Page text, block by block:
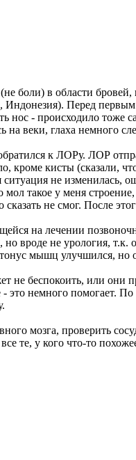
боли) в области бровей,
Перед
нос - происходило
веки, глаха немного
к ЛОРу. ЛОР
кроме кисты (сказали,
не
такое у меня
не смог. После
на лечении
вроде не урология,
мышц улучшился, но
беспокоить, или они
это немного помогает.
мозга, проверить
те, у кого что-то